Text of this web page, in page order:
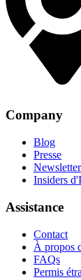
Company
Blog
Presse
Newsletter
Insiders
Assistance
Contact
À propos
FAQs
Permis